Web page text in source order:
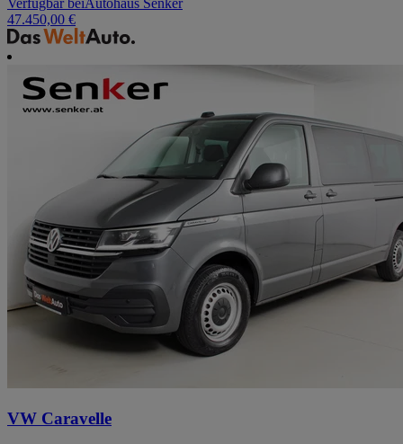
Verfügbar beiAutohaus Senker
47.450,00 €
VW Caravelle